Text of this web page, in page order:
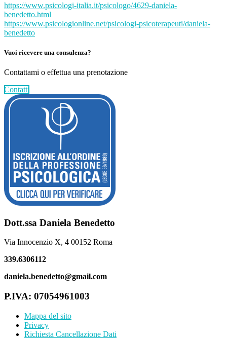
https://www.psicologi-italia.it/psicologo/4629-daniela-
benedetto.html
https://www.psicologionline.net/psicologi-psicoterapeuti/daniela-
benedetto
Vuoi ricevere una consulenza?
Contattami o effettua una prenotazione
Contatti
Footer
Dott.ssa Daniela Benedetto
Via Innocenzio X, 4 00152 Roma
339.6306112
daniela.benedetto@gmail.com
P.IVA: 07054961003
Mappa del sito
Privacy
Richiesta Cancellazione Dati